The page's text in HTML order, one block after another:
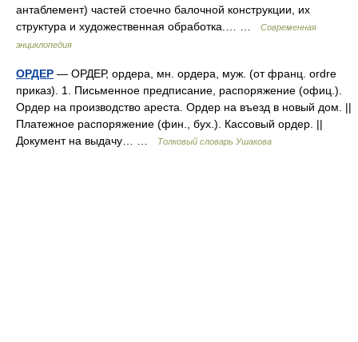
антаблемент) частей стоечно балочной конструкции, их
структура и художественная обработка.… …
Современная
энциклопедия
ОРДЕР — ОРДЕР, ордера, мн. ордера, муж. (от франц. ordre
приказ). 1. Письменное предписание, распоряжение (офиц.).
Ордер на производство ареста. Ордер на въезд в новый дом. ||
Платежное распоряжение (фин., бух.). Кассовый ордер. ||
Документ на выдачу… …
Толковый словарь Ушакова